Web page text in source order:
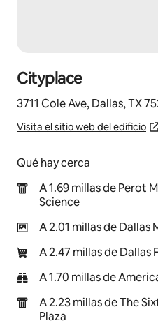
Cityplace
3711 Cole Ave, Dallas, TX
Visita el sitio web del edificio
Qué hay cerca
A 1.69 millas de Perot
Science
A 2.01 millas de Dallas
A 2.47 millas de Dallas
A 1.70 millas de
A 2.23 millas de The
Plaza